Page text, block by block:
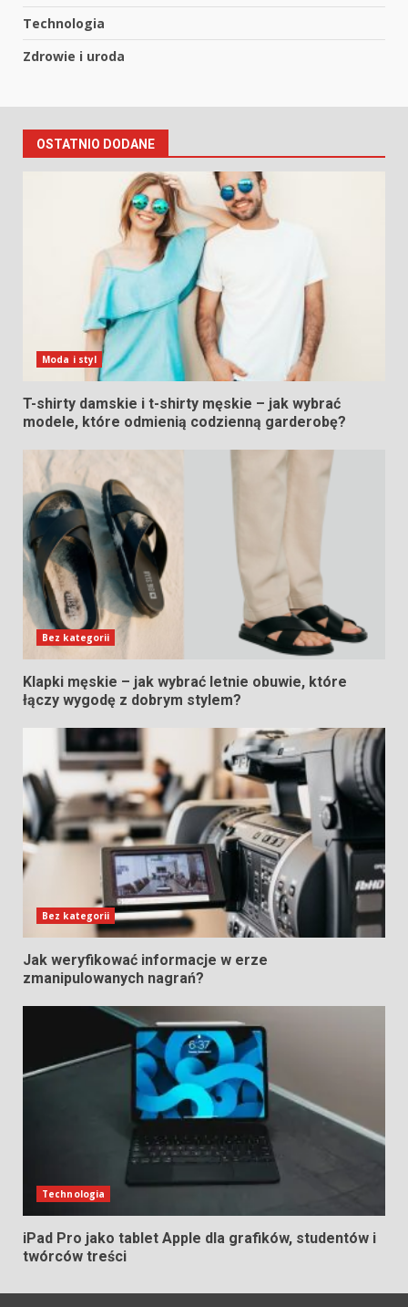
Technologia
Zdrowie i uroda
OSTATNIO DODANE
Moda i styl
T-shirty damskie i t-shirty męskie – jak wybrać
modele, które odmienią codzienną garderobę?
Bez kategorii
Klapki męskie – jak wybrać letnie obuwie, które
łączy wygodę z dobrym stylem?
Bez kategorii
Jak weryfikować informacje w erze
zmanipulowanych nagrań?
Technologia
iPad Pro jako tablet Apple dla grafików, studentów i
twórców treści